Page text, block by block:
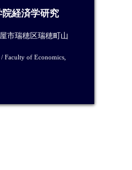
院経済学研究
市瑞穂区瑞穂町山
Faculty of Economics,